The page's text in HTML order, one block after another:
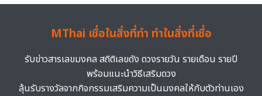
MThai เชื่อในสิ่งที่ทำ ทำในสิ่งที่เชื่อ
รับข่าวสารเลขมงคล สถิติเลขดัง ดวงรายวัน รายเดือน รายปี
พร้อมแนะนำวิธีเสริมดวง
ลุ้นรับรางวัลจากกิจกรรมเสริมความเป็นมงคลให้กับตัวท่านเอง